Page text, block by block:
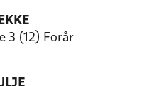
3 (12) Forår